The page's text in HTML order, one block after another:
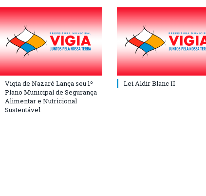
Vigia de Nazaré Lança seu 1º
Plano Municipal de Segurança
Alimentar e Nutricional
Sustentável
Lei Aldir Blanc II